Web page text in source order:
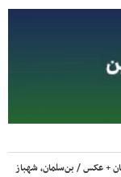
+ عکس / بن‌سلمان، شهباز